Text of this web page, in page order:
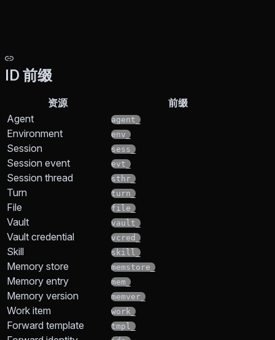
ID 前缀
资源
前缀
Agent
agent_
Environment env_
Session sess_
Session event evt_
Session thread sthr_
Turn turn_
File file_
Vault vault_
Vault credential vcred_
Skill skill_
Memory store memstore_
Memory entry mem_
Memory version memver_
Work item work_
Forward template tmpl_